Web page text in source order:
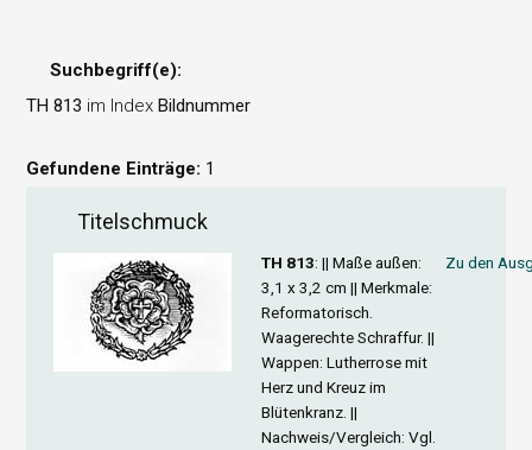
Suchbegriff(e):
TH 813 im IndexBildnummer
Gefundene Einträge: 1
Titelschmuck
TH 813: || Maße außen:
3,1 x 3,2 cm || Merkmale:
Reformatorisch.
Waagerechte Schraffur. ||
Wappen: Lutherrose mit
Herz und Kreuz im
Blütenkranz. ||
Nachweis/Vergleich: Vgl.
Zu den